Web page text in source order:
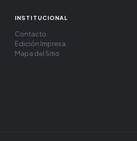
INSTITUCIONAL
Contacto
Edición Impresa
Mapa del Sitio